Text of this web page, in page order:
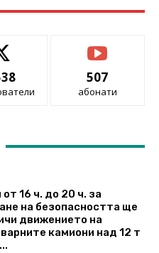
507
абонати
от 16 ч. до 20 ч. за
на безопасността ще
движението на
камиони над 12 т